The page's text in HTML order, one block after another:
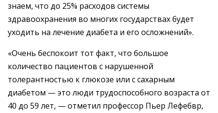
знаем, что до 25% расходов системы
здравоохранения во многих государствах будет
уходить на лечение диабета и его осложнений».
«Очень беспокоит тот факт, что большое
количество пациентов с нарушенной
толерантностью к глюкозе или с сахарным
диабетом — это люди трудоспособного возраста от
40 до 59 лет, — отметил профессор Пьер Лефебвр,